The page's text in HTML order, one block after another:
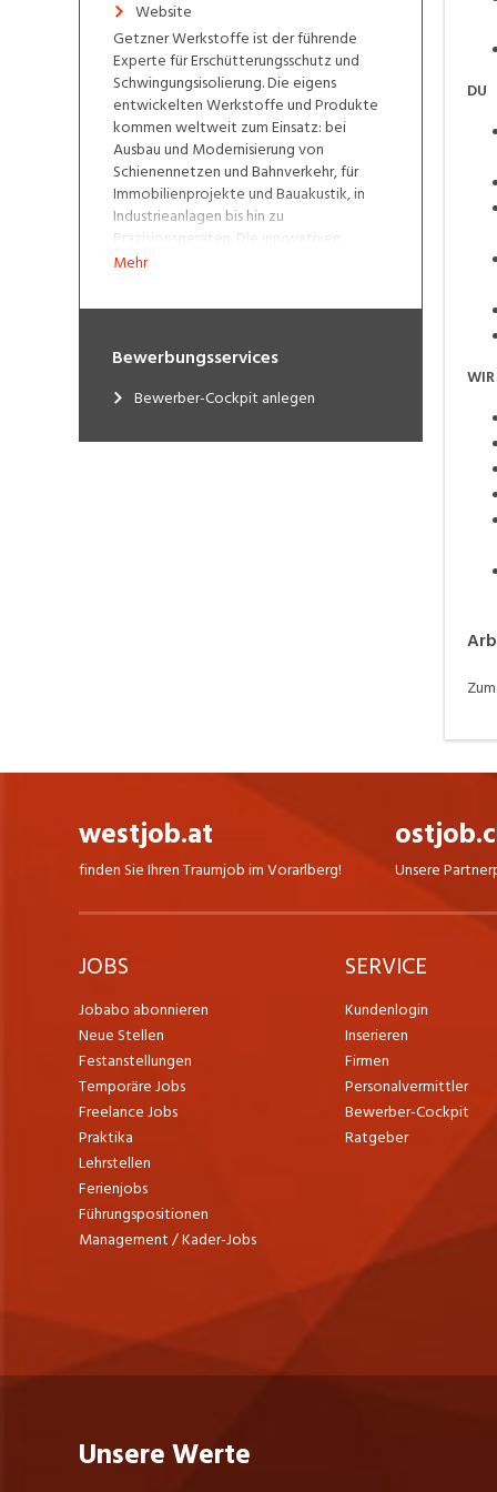
Website
Getzner Werkstoffe ist der führende
Experte für Erschütterungsschutz und
Schwingungsisolierung. Die eigens
entwickelten Werkstoffe und Produkte
kommen weltweit zum Einsatz: bei
Ausbau und Modernisierung von
Schienennetzen und Bahnverkehr, für
Immobilienprojekte und Bauakustik, in
Industrieanlagen bis hin zu
Präzisionsgeräten. Die innovativen
Lösungen machen unsere Welt und unser
nachhaltiger. Die Entwicklung und
Herzen Europas, mit 10 eigenen
Niederlassungen sind wir rund um den
Globus tätig.
Getzner Gruppe leisten wir so seit über
Mehr
Bewerbungsservices
Bewerber-Cockpit anlegen
DU
WIR
westjob.at
finden Sie Ihren Traumjob im Vorarlberg! Unsere
JOBS
Jobabo abonnieren
Neue Stellen
Festanstellungen
Temporäre Jobs
Freelance Jobs
Praktika
Lehrstellen
Ferienjobs
Führungspositionen
Management / Kader-Jobs
SERVICE
Kundenlogin
Inserieren
Firmen
Personalvermittler
Bewerber-Cockpit
Ratgeber
Unsere Werte